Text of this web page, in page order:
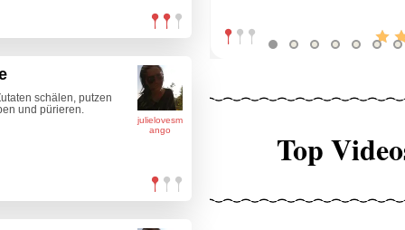
julielovesm
ango
schälen, putzen
und pürieren.
Top